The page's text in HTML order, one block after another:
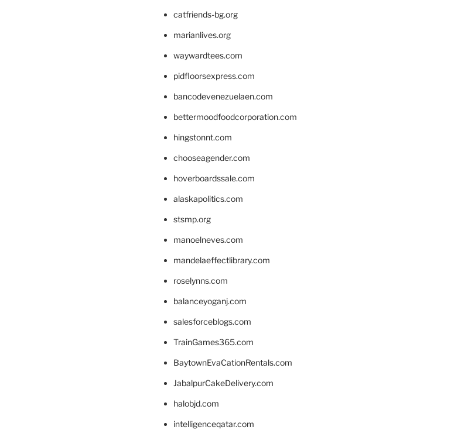
catfriends-bg.org
marianlives.org
waywardtees.com
pidfloorsexpress.com
bancodevenezuelaen.com
bettermoodfoodcorporation.com
hingstonnt.com
chooseagender.com
hoverboardssale.com
alaskapolitics.com
stsmp.org
manoelneves.com
mandelaeffectlibrary.com
roselynns.com
balanceyoganj.com
salesforceblogs.com
TrainGames365.com
BaytownEvaCationRentals.com
JabalpurCakeDelivery.com
halobjd.com
intelligenceqatar.com